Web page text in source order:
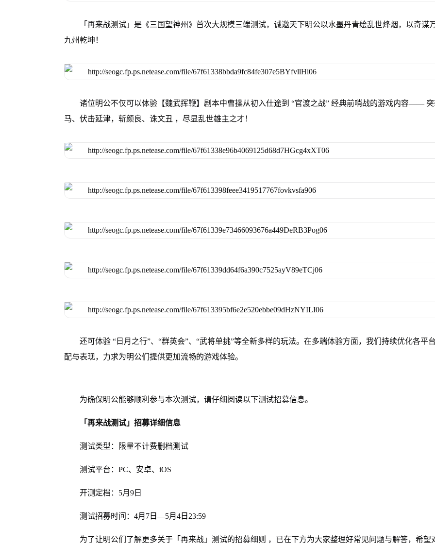
「再来战测试」是《三国望神州》首次大规模三端测试，诚邀天下明公以水墨丹青绘乱世烽烟，以奇谋
九州乾坤！
诸位明公不仅可以体验【魏武挥鞭】剧本中曹操从初入仕途到 “官渡之战” 经典前哨战的游戏内容——
马、伏击延津，斩颜良、诛文丑 ，尽显乱世雄主之才！
还可体验 “日月之行”、“群英会”、“武将单挑”等全新多样的玩法。在多端体验方面，我们持续优化各平
配与表现，力求为明公们提供更加流畅的游戏体验。
为确保明公能够顺利参与本次测试，请仔细阅读以下测试招募信息。
「再来战测试」招募详细信息
测试类型：限量不计费删档测试
测试平台：PC、安卓、iOS
开测定档：5月9日
测试招募时间：4月7日—5月4日23:59
为了让明公们了解更多关于「再来战」测试的招募细则 ，已在下方为大家整理好常见问题与解答，希望